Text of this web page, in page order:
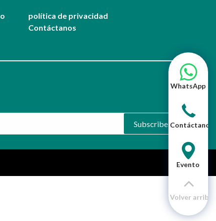
política de privacidad
Contáctanos
Subscribe
WhatsApp
Contáctanos
Evento
Volver arriba